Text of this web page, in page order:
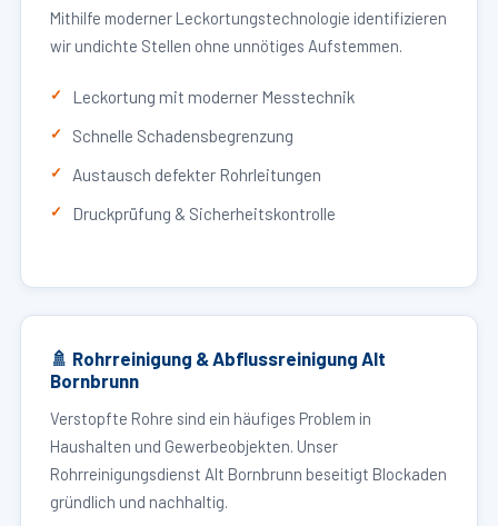
Mithilfe moderner Leckortungstechnologie identifizieren
wir undichte Stellen ohne unnötiges Aufstemmen.
Leckortung mit moderner Messtechnik
Schnelle Schadensbegrenzung
Austausch defekter Rohrleitungen
Druckprüfung & Sicherheitskontrolle
🚿 Rohrreinigung & Abflussreinigung Alt
Bornbrunn
Verstopfte Rohre sind ein häufiges Problem in
Haushalten und Gewerbeobjekten. Unser
Rohrreinigungsdienst Alt Bornbrunn beseitigt Blockaden
gründlich und nachhaltig.